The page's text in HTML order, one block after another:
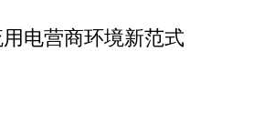
电营商环境新范式